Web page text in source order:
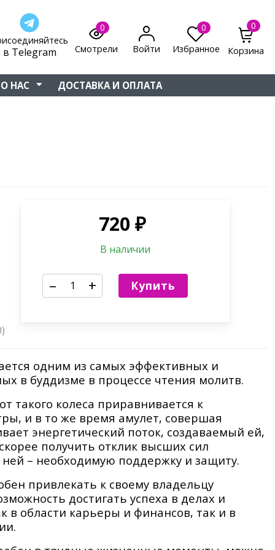
в Telegram
0
Смотрели
Войти
0
Избранное
0
Корзина
О НАС ДОСТАВКА И ОПЛАТА
720₽
В наличии
– + Купить
одним из самых эффективных и
в буддизме в процессе чтения молитв.
такого колеса приравнивается к
и в то же время амулет, совершая
энергетический поток, создаваемый ей,
получить отклик высших сил
– необходимую поддержку и защиту.
привлекать к своему владельцу
достигать успеха в делах и
в области карьеры и финансов, так и в